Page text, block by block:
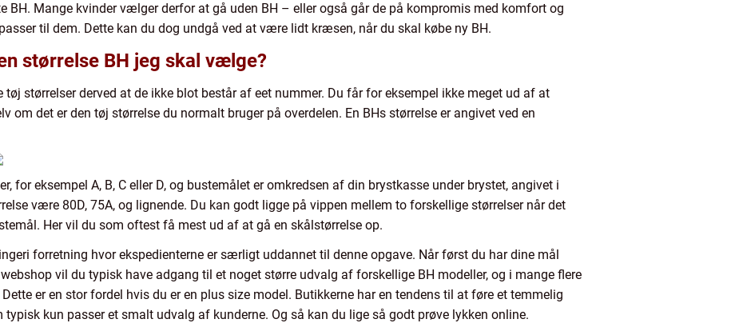
BH. Mange kvinder vælger derfor at gå uden BH – eller også går de på kompromis med komfort og
til dem. Dette kan du dog undgå ved at være lidt kræsen, når du skal købe ny BH.
størrelse BH jeg skal vælge?
tøj størrelser derved at de ikke blot består af eet nummer. Du får for eksempel ikke meget ud af at
om det er den tøj størrelse du normalt bruger på overdelen. En BHs størrelse er angivet ved en
for eksempel A, B, C eller D, og bustemålet er omkredsen af din brystkasse under brystet, angivet i
være 80D, 75A, og lignende. Du kan godt ligge på vippen mellem to forskellige størrelser når det
Her vil du som oftest få mest ud af at gå en skålstørrelse op.
forretning hvor ekspedienterne er særligt uddannet til denne opgave. Når først du har dine mål
vil du typisk have adgang til et noget større udvalg af forskellige BH modeller, og i mange flere
er en stor fordel hvis du er en plus size model. Butikkerne har en tendens til at føre et temmelig
kun passer et smalt udvalg af kunderne. Og så kan du lige så godt prøve lykken online.